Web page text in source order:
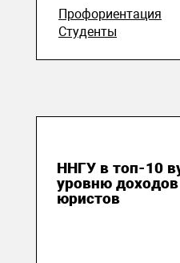
Профориентация
Студенты
ННГУ в топ-10
уровню
юристов